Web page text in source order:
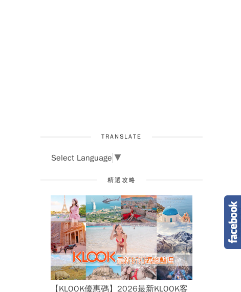
TRANSLATE
Select Language ▼
精選攻略
【KLOOK優惠碼】2026最新KLOOK客